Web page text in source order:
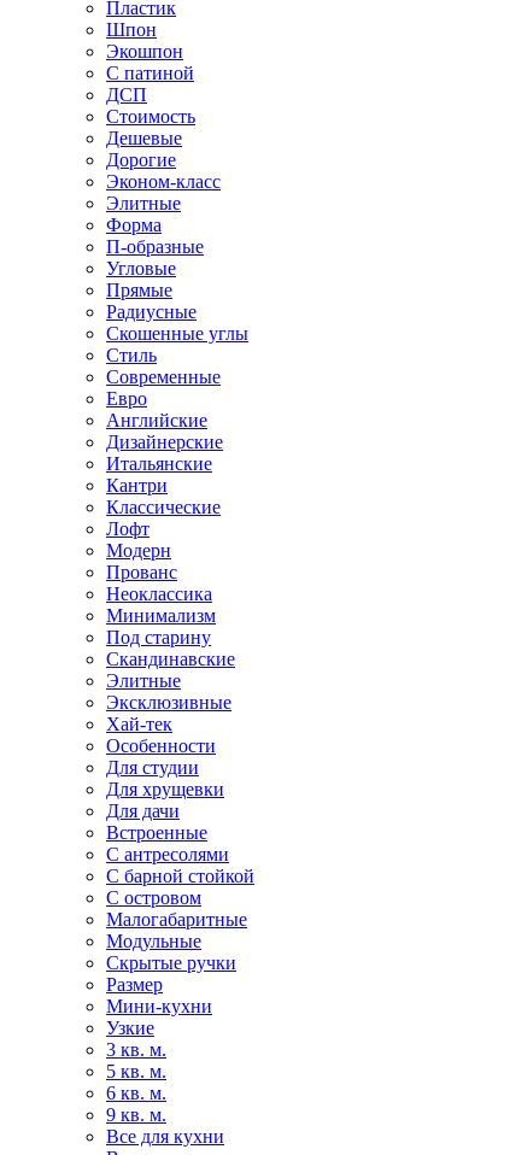
Пластик
Шпон
Экошпон
С патиной
ДСП
Стоимость
Дешевые
Дорогие
Эконом-класс
Элитные
Форма
П-образные
Угловые
Прямые
Радиусные
Скошенные углы
Стиль
Современные
Евро
Английские
Дизайнерские
Итальянские
Кантри
Классические
Лофт
Модерн
Прованс
Неоклассика
Минимализм
Под старину
Скандинавские
Элитные
Эксклюзивные
Хай-тек
Особенности
Для студии
Для хрущевки
Для дачи
Встроенные
С антресолями
С барной стойкой
С островом
Малогабаритные
Модульные
Скрытые ручки
Размер
Мини-кухни
Узкие
3 кв. м.
5 кв. м.
6 кв. м.
9 кв. м.
Все для кухни